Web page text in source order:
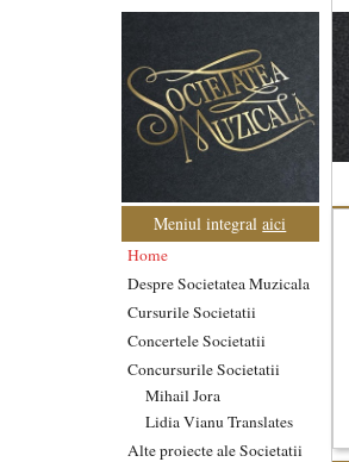
Meniul integralaici
Home
Despre Societatea Muzicala
Cursurile Societatii
Concertele Societatii
Concursurile Societatii
Mihail Jora
Lidia Vianu Translates
Alte proiecte ale Societatii